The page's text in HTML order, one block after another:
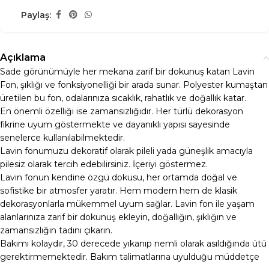
Paylaş:
Açıklama
Sade görünümüyle her mekana zarif bir dokunuş katan Lavin
Fon, şıklığı ve fonksiyonelliği bir arada sunar. Polyester kumaştan
üretilen bu fon, odalarınıza sıcaklık, rahatlık ve doğallık katar.
En önemli özelliği ise zamansızlığıdır. Her türlü dekorasyon
fikrine uyum göstermekte ve dayanıklı yapısı sayesinde
senelerce kullanılabilmektedir.
Lavin fonumuzu dekoratif olarak pileli yada güneşlik amacıyla
pilesiz olarak tercih edebilirsiniz. İçeriyi göstermez.
Lavin fonun kendine özgü dokusu, her ortamda doğal ve
sofistike bir atmosfer yaratır. Hem modern hem de klasik
dekorasyonlarla mükemmel uyum sağlar. Lavin fon ile yaşam
alanlarınıza zarif bir dokunuş ekleyin, doğallığın, şıklığın ve
zamansızlığın tadını çıkarın.
Bakımı kolaydır, 30 derecede yıkanıp nemli olarak asıldığında ütü
gerektirmemektedir. Bakım talimatlarına uyulduğu müddetçe